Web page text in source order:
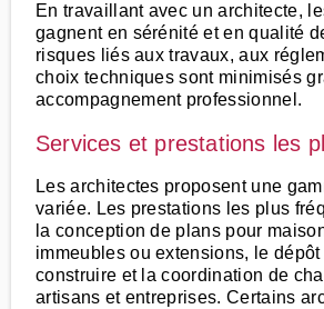
En travaillant avec un architecte,
gagnent en sérénité et en qualité
risques liés aux travaux, aux
choix techniques sont minimisés
accompagnement professionnel.
Services et prestations les
Les architectes proposent une
variée. Les prestations les plus
la conception de plans pour
immeubles ou extensions, le
construire et la coordination de
artisans et entreprises. Certains